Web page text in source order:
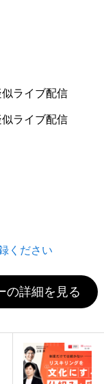
イブ配信
ライブ配信
ください
の詳細を見る